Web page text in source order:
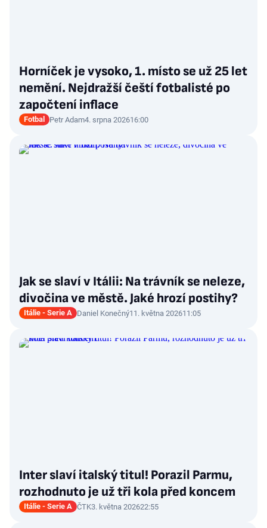
Horníček je vysoko, 1. místo se už 25 let
nemění. Nejdražší čeští fotbalisté po
započtení inflace
Fotbal Petr Adam4. srpna 202616:00
Jak se slaví v Itálii: Na trávník se neleze,
divočina ve městě. Jaké hrozí postihy?
Itálie - Serie A Daniel Konečný11. května 202611:05
Inter slaví italský titul! Porazil Parmu,
rozhodnuto je už tři kola před koncem
Itálie - Serie A ČTK3. května 202622:55